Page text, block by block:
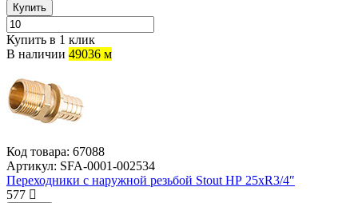
Купить
Купить в 1 клик
В наличии 49036 м
Код товара: 67088
Артикул: SFA-0001-002534
Переходники с наружной резьбой Stout НР 25хR3/4″
577